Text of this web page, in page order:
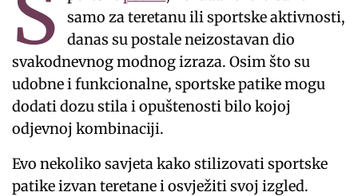
samo za teretanu ili sportske aktivnosti,
danas su postale neizostavan dio
svakodnevnog modnog izraza. Osim što su
udobne i funkcionalne, sportske patike mogu
dodati dozu stila i opuštenosti bilo kojoj
odjevnoj kombinaciji.
Evo nekoliko savjeta kako stilizovati sportske
patike izvan teretane i osvježiti svoj izgled.